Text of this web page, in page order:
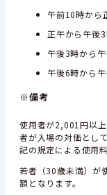
午前10時から
正午から午後
午後3時から
午後6時から
※備考
使用者が2,001円以
者が入場の対価とし
記の規定による使用
若者（30歳未満）が
額となります。